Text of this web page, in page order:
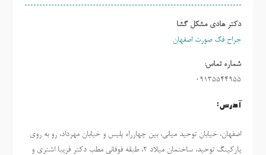
دکتر هادی مشکل گشا
جراح فک صورت اصفهان
شماره تماس:
09135544955
آدرس:
اصفهان، خیابان توحید میانی، بین چهارراه پلیس و خیابان مهرداد، رو به روی
پارکینگ توحید، ساختمان میلاد ٢، طبقه فوقانی مطب دکتر فریبا اشتری و